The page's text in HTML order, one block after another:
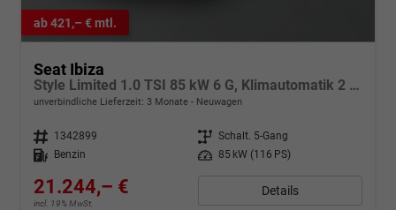
ab 421,– € mtl.
Seat Ibiza
Style Limited 1.0 TSI 85 kW 6 G, Klimautomatik 2 Zonen, Sitzheizung, Full-Link, PDC v+h, Rückkamera, 4 elektr. Fensterheber, dunkel get. Scheiben,Spiegel beheizb+ klappbar, Vordersitze hvst,6 Lautspr, LED
unverbindliche Lieferzeit: 3 Monate Neuwagen
Fahrzeugnr. 1342899 Getriebe Schalt. 5-Gang
Kraftstoff
Benzin Leistung 85 kW (116 PS)
21.244,– €
incl. 19% MwSt.
Details